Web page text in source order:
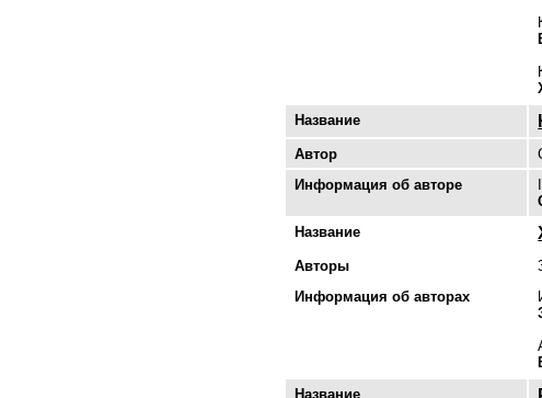
Название
Автор
Информация об авторе
Название
Авторы
Информация об авторах
Название